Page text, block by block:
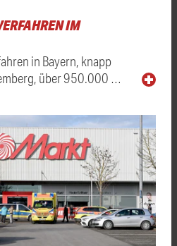
IM
in Bayern, knapp
über 950.000 …